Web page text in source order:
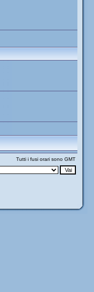
Tutti i fusi orari sono GMT